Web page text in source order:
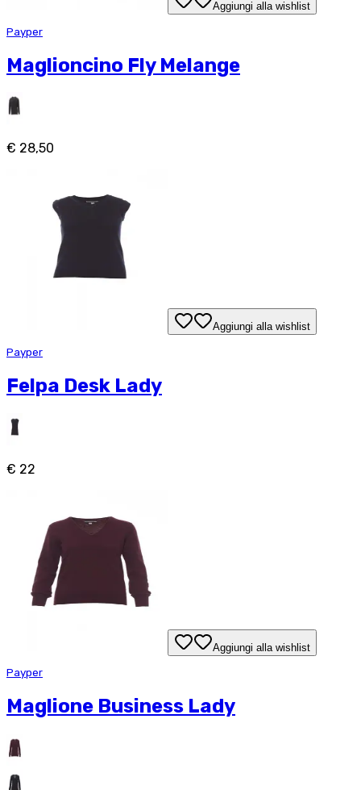
Aggiungi alla wishlist
Payper
Maglioncino Fly Melange
€ 28,50
Aggiungi alla wishlist
Payper
Felpa Desk Lady
€ 22
Aggiungi alla wishlist
Payper
Maglione Business Lady